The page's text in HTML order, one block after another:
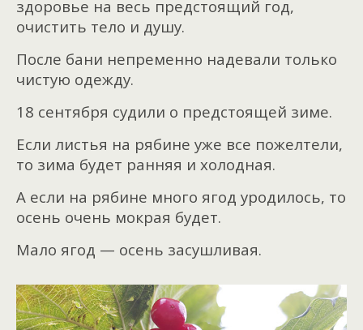
здоровье на весь предстоящий год,
очистить тело и душу.
После бани непременно надевали только
чистую одежду.
18 сентября судили о предстоящей зиме.
Если листья на рябине уже все пожелтели,
то зима будет ранняя и холодная.
А если на рябине много ягод уродилось, то
осень очень мокрая будет.
Мало ягод — осень засушливая.